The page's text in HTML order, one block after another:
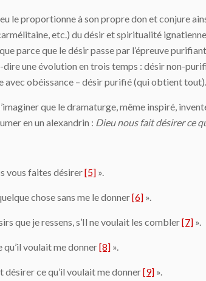
le proportionne à son propre don et conjure
etc.) du désir et spiritualité
parce que le désir passe par l’épreuve
une évolution en trois temps : désir non-
obéissance – désir purifié (qui obtient
que le dramaturge, même inspiré,
en un alexandrin : Dieu nous fait désirer ce
vous faites désirer[5] ».
chose sans me le donner[6] ».
que je ressens, s’Il ne voulait les combler[7] ».
qu’il voulait me donner[8] ».
désirer ce qu’il voulait me donner[9] ».